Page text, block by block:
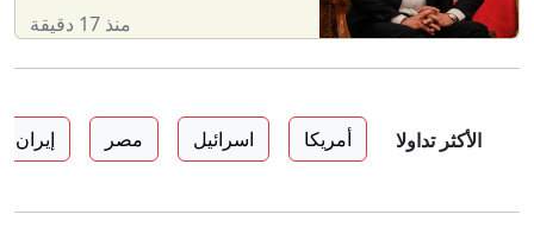
منذ 17 دقيقة
الأكثر تداولا أمريكا اسرائيل مصر إيران